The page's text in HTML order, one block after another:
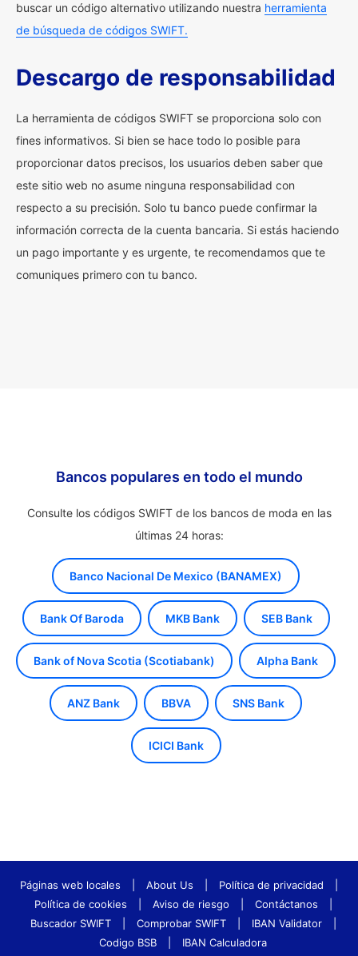
buscar un código alternativo utilizando nuestra herramienta
de búsqueda de códigos SWIFT.
Descargo de responsabilidad
La herramienta de códigos SWIFT se proporciona solo con
fines informativos. Si bien se hace todo lo posible para
proporcionar datos precisos, los usuarios deben saber que
este sitio web no asume ninguna responsabilidad con
respecto a su precisión. Solo tu banco puede confirmar la
información correcta de la cuenta bancaria. Si estás haciendo
un pago importante y es urgente, te recomendamos que te
comuniques primero con tu banco.
Bancos populares en todo el mundo
Consulte los códigos SWIFT de los bancos de moda en las
últimas 24 horas:
Banco Nacional De Mexico (BANAMEX)
Bank Of Baroda MKB Bank SEB Bank
Bank of Nova Scotia (Scotiabank) Alpha Bank
ANZ Bank BBVA SNS Bank
ICICI Bank
Páginas web locales About Us Política de privacidad
Política de cookies
Aviso de riesgo Contáctanos
Buscador SWIFT
Comprobar SWIFT IBAN Validator
Codigo BSB
IBAN Calculadora